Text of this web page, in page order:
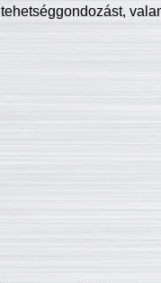
tehetséggondozást,